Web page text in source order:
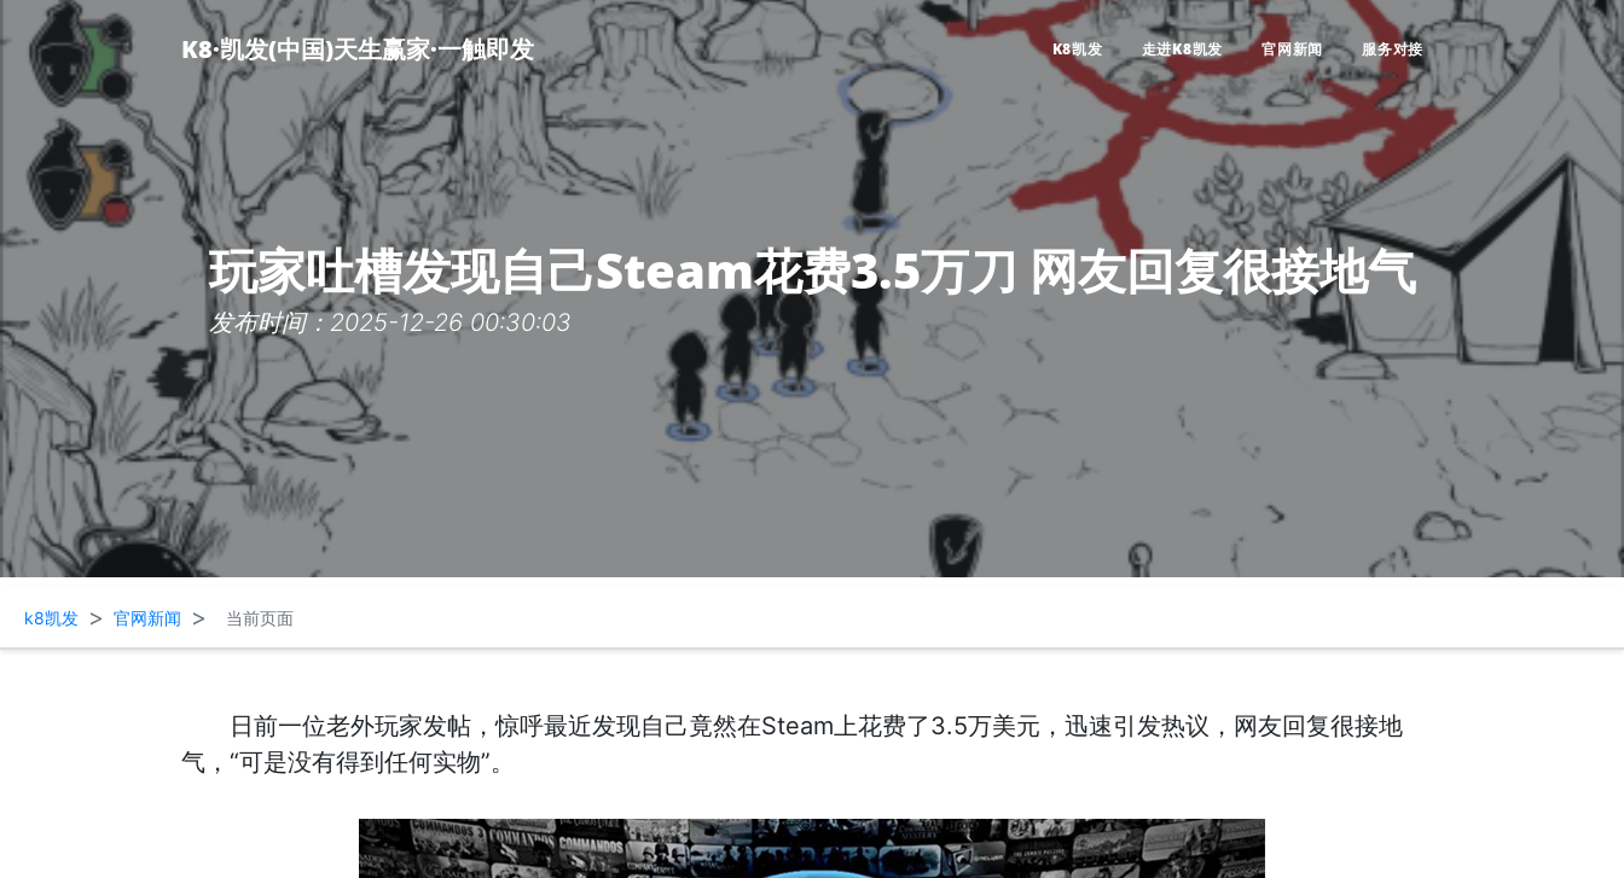
K8·凯发(中国)天生赢家·一触即发 K8凯发 走进K8凯发 官网新闻 服务对接
玩家吐槽发现自己Steam花费3.5万刀 网友回复很接地气
发布时间：2025-12-26 00:30:03
k8凯发 > 官网新闻 > 当前页面
日前一位老外玩家发帖，惊呼最近发现自己竟然在Steam上花费了3.5万美元，迅速引发热议，网友回复很接地
气，“可是没有得到任何实物”。